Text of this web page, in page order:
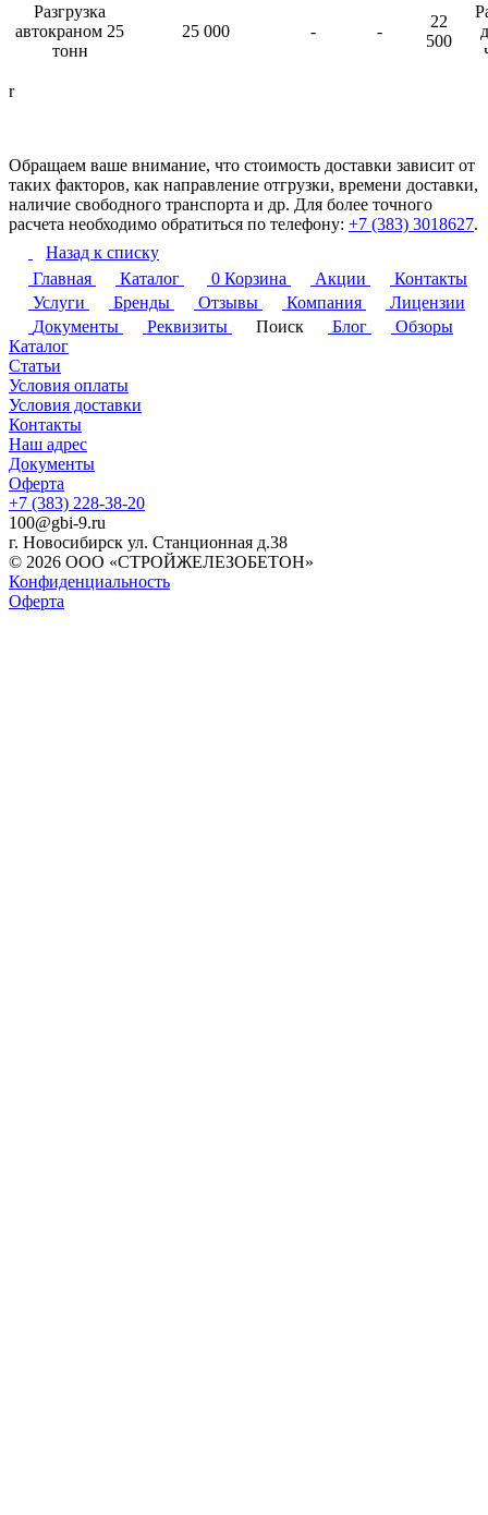
Разгрузка
автокраном 25
тонн
25 000 - -
22
500
r
Обращаем ваше внимание, что стоимость доставки зависит от
таких факторов, как направление отгрузки, времени доставки,
наличие свободного транспорта и др. Для более точного
расчета необходимо обратиться по телефону: +7 (383) 3018627.
Назад к списку
Главная
Каталог 0 Корзина Акции
Контакты
Услуги
Бренды Отзывы Компания
Лицензии
Документы
Реквизиты Поиск Блог
Обзоры
Каталог
Статьи
Условия оплаты
Условия доставки
Контакты
Наш адрес
Документы
Оферта
+7 (383) 228-38-20
100@gbi-9.ru
г. Новосибирск ул. Станционная д.38
© 2026 ООО «СТРОЙЖЕЛЕЗОБЕТОН»
Конфиденциальность
Оферта